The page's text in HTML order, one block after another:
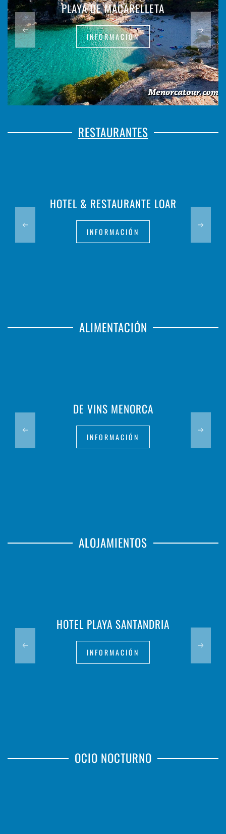
PLAYA DE MACARELLETA
INFORMACIÓN
RESTAURANTES
HOTEL & RESTAURANTE LOAR
INFORMACIÓN
ALIMENTACIÓN
DE VINS MENORCA
INFORMACIÓN
ALOJAMIENTOS
HOTEL PLAYA SANTANDRIA
INFORMACIÓN
OCIO NOCTURNO